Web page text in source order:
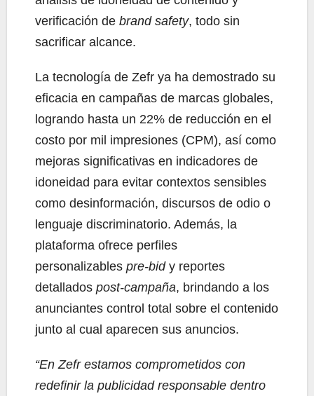
verificación de brand safety, todo sin
sacrificar alcance.
La tecnología de Zefr ya ha demostrado su
eficacia en campañas de marcas globales,
logrando hasta un 22% de reducción en el
costo por mil impresiones (CPM), así como
mejoras significativas en indicadores de
idoneidad para evitar contextos sensibles
como desinformación, discursos de odio o
lenguaje discriminatorio. Además, la
plataforma ofrece perfiles
personalizables pre-bidy reportes
detallados post-campaña, brindando a los
anunciantes control total sobre el contenido
junto al cual aparecen sus anuncios.
“En Zefr estamos comprometidos con
redefinir la publicidad responsable dentro